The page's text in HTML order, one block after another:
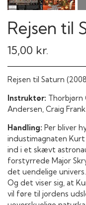
Rejsen til
15,00 kr.
Rejsen til Saturn
Instruktør: Thorbjørn
Andersen, Craig Frank
Handling: Per bliver
industimagnaten
ind i et skævt
forstyrrede Major
det uendelige
Og det viser sig, at
vil føre til jordens